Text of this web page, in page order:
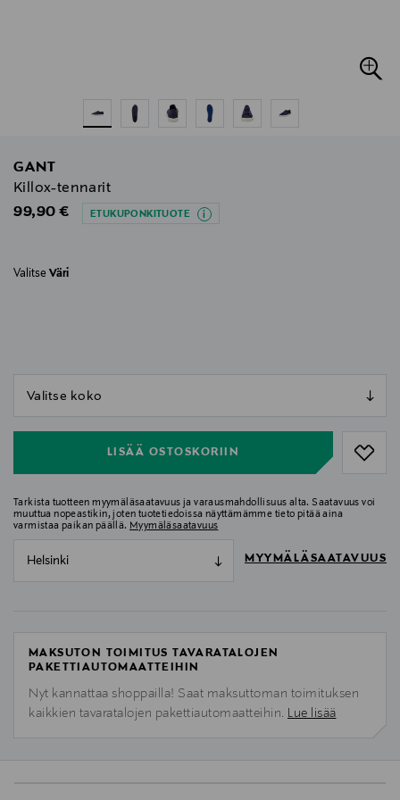
GANT
Killox-tennarit
Original Price
99,90 € ETUKUPONKITUOTE
Valitse Väri
LISÄÄ OSTOSKORIIN
Tarkista tuotteen myymäläsaatavuus ja varausmahdollisuus alta. Saatavuus voi
muuttua nopeastikin, joten tuotetiedoissa näyttämämme tieto pitää aina
varmistaa paikan päällä. Myymäläsaatavuus
Helsinki MYYMÄLÄSAATAVUUS
MAKSUTON TOIMITUS TAVARATALOJEN
PAKETTIAUTOMAATTEIHIN
Nyt kannattaa shoppailla! Saat maksuttoman toimituksen
kaikkien tavaratalojen pakettiautomaatteihin. Lue lisää